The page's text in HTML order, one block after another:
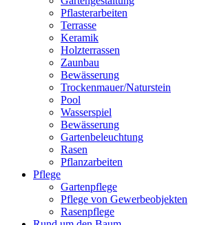
Pflasterarbeiten
Terrasse
Keramik
Holzterrassen
Zaunbau
Bewässerung
Trockenmauer/Naturstein
Pool
Wasserspiel
Bewässerung
Gartenbeleuchtung
Rasen
Pflanzarbeiten
Pflege
Gartenpflege
Pflege von Gewerbeobjekten
Rasenpflege